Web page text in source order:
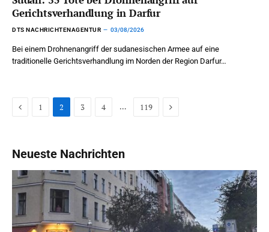
Gerichtsverhandlung in Darfur
DTS NACHRICHTENAGENTUR 03/08/2026
Bei einem Drohnenangriff der sudanesischen Armee auf eine
traditionelle Gerichtsverhandlung im Norden der Region Darfur…
Previous
1 2 3 4 … 119 Next
Neueste Nachrichten